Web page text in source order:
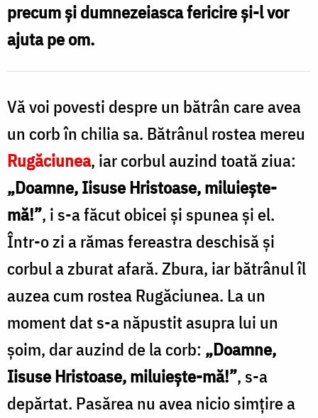
precum și dumnezeiasca fericire și-l vor
ajuta pe om.
Vă voi povesti despre un bătrân care avea
un corb în chilia sa. Bătrânul rostea mereu
Rugăciunea, iar corbul auzind toată ziua:
„Doamne, Iisuse Hristoase, miluiește-
mă!”, i s-a făcut obicei și spunea și el.
Într-o zi a rămas fereastra deschisă și
corbul a zburat afară. Zbura, iar bătrânul îl
auzea cum rostea Rugăciunea. La un
moment dat s-a năpustit asupra lui un
șoim, dar auzind de la corb: „Doamne,
Iisuse Hristoase, miluiește-mă!”, s-a
depărtat. Pasărea nu avea nicio simțire a